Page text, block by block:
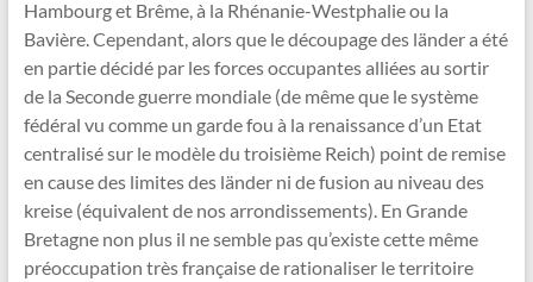
Hambourg et Brême, à la Rhénanie-Westphalie ou la
Bavière. Cependant, alors que le découpage des länder a été
en partie décidé par les forces occupantes alliées au sortir
de la Seconde guerre mondiale (de même que le système
fédéral vu comme un garde fou à la renaissance d’un Etat
centralisé sur le modèle du troisième Reich) point de remise
en cause des limites des länder ni de fusion au niveau des
kreise (équivalent de nos arrondissements). En Grande
Bretagne non plus il ne semble pas qu’existe cette même
préoccupation très française de rationaliser le territoire